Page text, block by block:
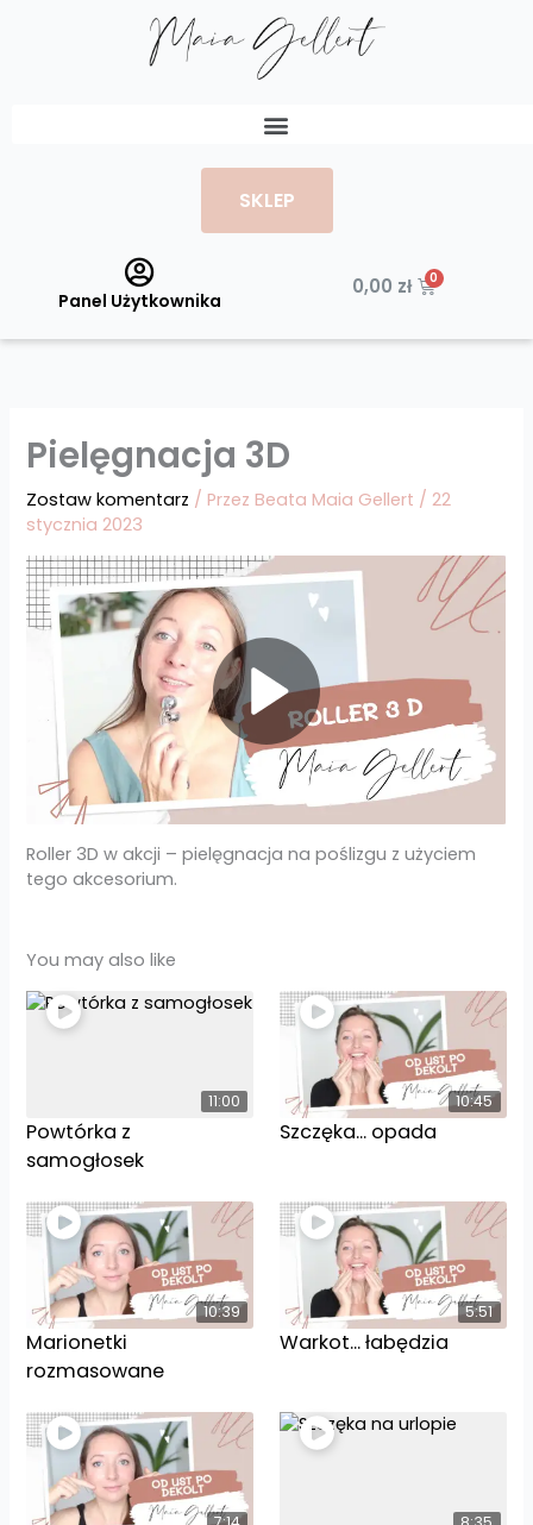
SKLEP
Panel Użytkownika
0,00 zł Wózek
Pielęgnacja 3D
Zostaw komentarz / Przez Beata Maia Gellert / 22
stycznia 2023
Roller 3D w akcji – pielęgnacja na poślizgu z użyciem
tego akcesorium.
You may also like
11:00
Powtórka z
samogłosek
10:45
Szczęka… opada
10:39
Marionetki
rozmasowane
5:51
Warkot… łabędzia